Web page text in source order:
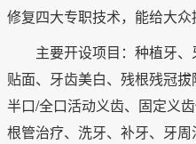
修复四大专职技术，能给大众
主要开设项目：种植牙
贴面、牙齿美白、残根残冠拔
半口/全口活动义齿、固定义
根管治疗、洗牙、补牙、牙周